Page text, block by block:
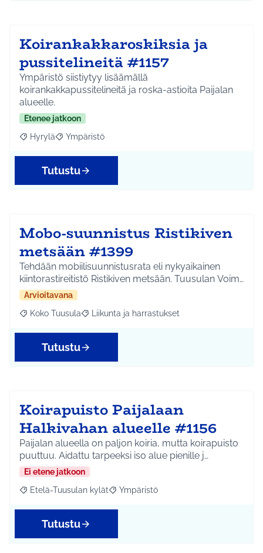
Koirankakkaroskiksia ja
pussitelineitä #1157
Ympäristö siistiytyy lisäämällä
koirankakkapussitelineitä ja roska-astioita Paijalan
alueelle.
Etenee jatkoon
Rajaa tulokset aihepiirin mukaan: Hyrylä
Hyrylä Rajaa tulokset teeman mukaan: Ympäristö
Ympäristö
Tutustu
Mobo-suunnistus Ristikiven
metsään #1399
Tehdään mobiilisuunnistusrata eli nykyaikainen
kiintorastireitistö Ristikiven metsään. Tuusulan Voim…
Arvioitavana
Rajaa tulokset aihepiirin mukaan: Koko Tuusula
Koko Tuusula Rajaa tulokset teeman mukaan: Liikunta ja
Liikunta ja harrastukset
Tutustu
Koirapuisto Paijalaan
Halkivahan alueelle #1156
Paijalan alueella on paljon koiria, mutta koirapuisto
puuttuu. Aidattu tarpeeksi iso alue pienille j…
Ei etene jatkoon
Rajaa tulokset aihepiirin mukaan: Etelä-Tuusulan kylät
Etelä-Tuusulan kylät Rajaa tulokset teeman mukaan:
Ympäristö
Tutustu